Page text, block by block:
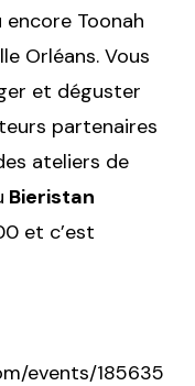
Toonah
Orléans. Vous
et déguster
partenaires
ateliers de
Bieristan
et c’est
events/185635